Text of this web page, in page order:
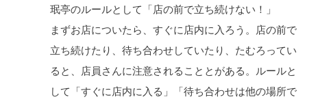
珉亭のルールとして「店の前で立ち続けない！」
まずお店についたら、すぐに店内に入ろう。店の前で
立ち続けたり、待ち合わせしていたり、たむろってい
ると、店員さんに注意されることとがある。ルールと
して「すぐに店内に入る」「待ち合わせは他の場所で